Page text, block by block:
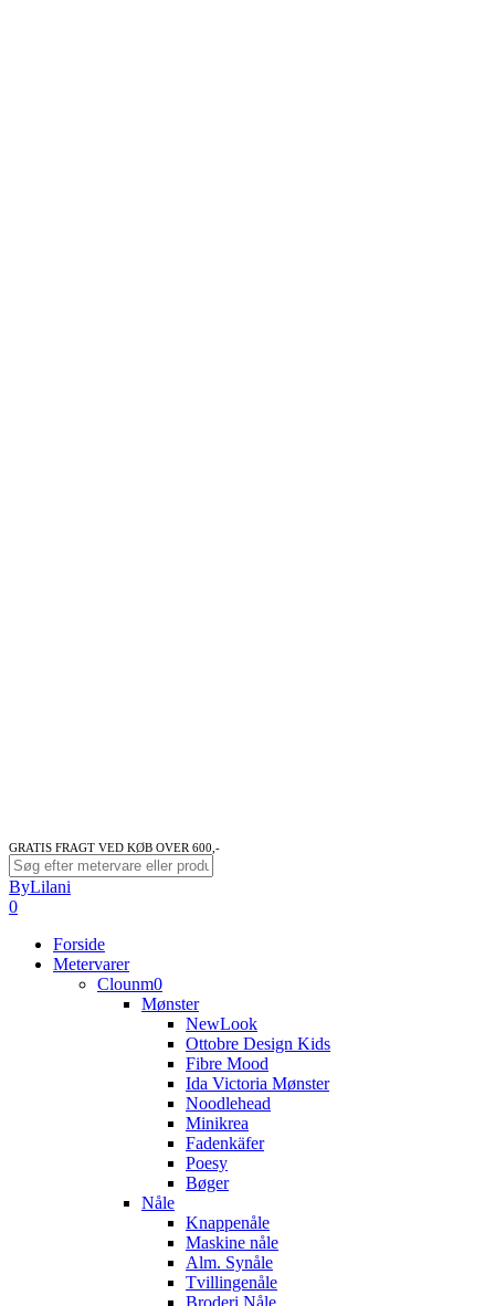
GRATIS FRAGT VED KØB OVER 600,-
Close
Search
ByLilani
search
account
0
Forside
Metervarer
Clounm0
Mønster
NewLook
Ottobre Design Kids
Fibre Mood
Ida Victoria Mønster
Noodlehead
Minikrea
Fadenkäfer
Poesy
Bøger
Nåle
Knappenåle
Maskine nåle
Alm. Synåle
Tvillingenåle
Broderi Nåle